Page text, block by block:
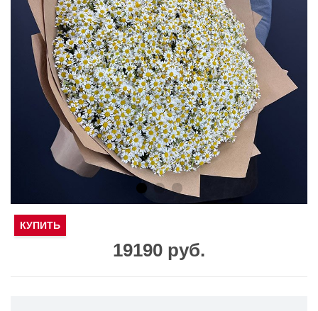
19190 руб.
КУПИТЬ